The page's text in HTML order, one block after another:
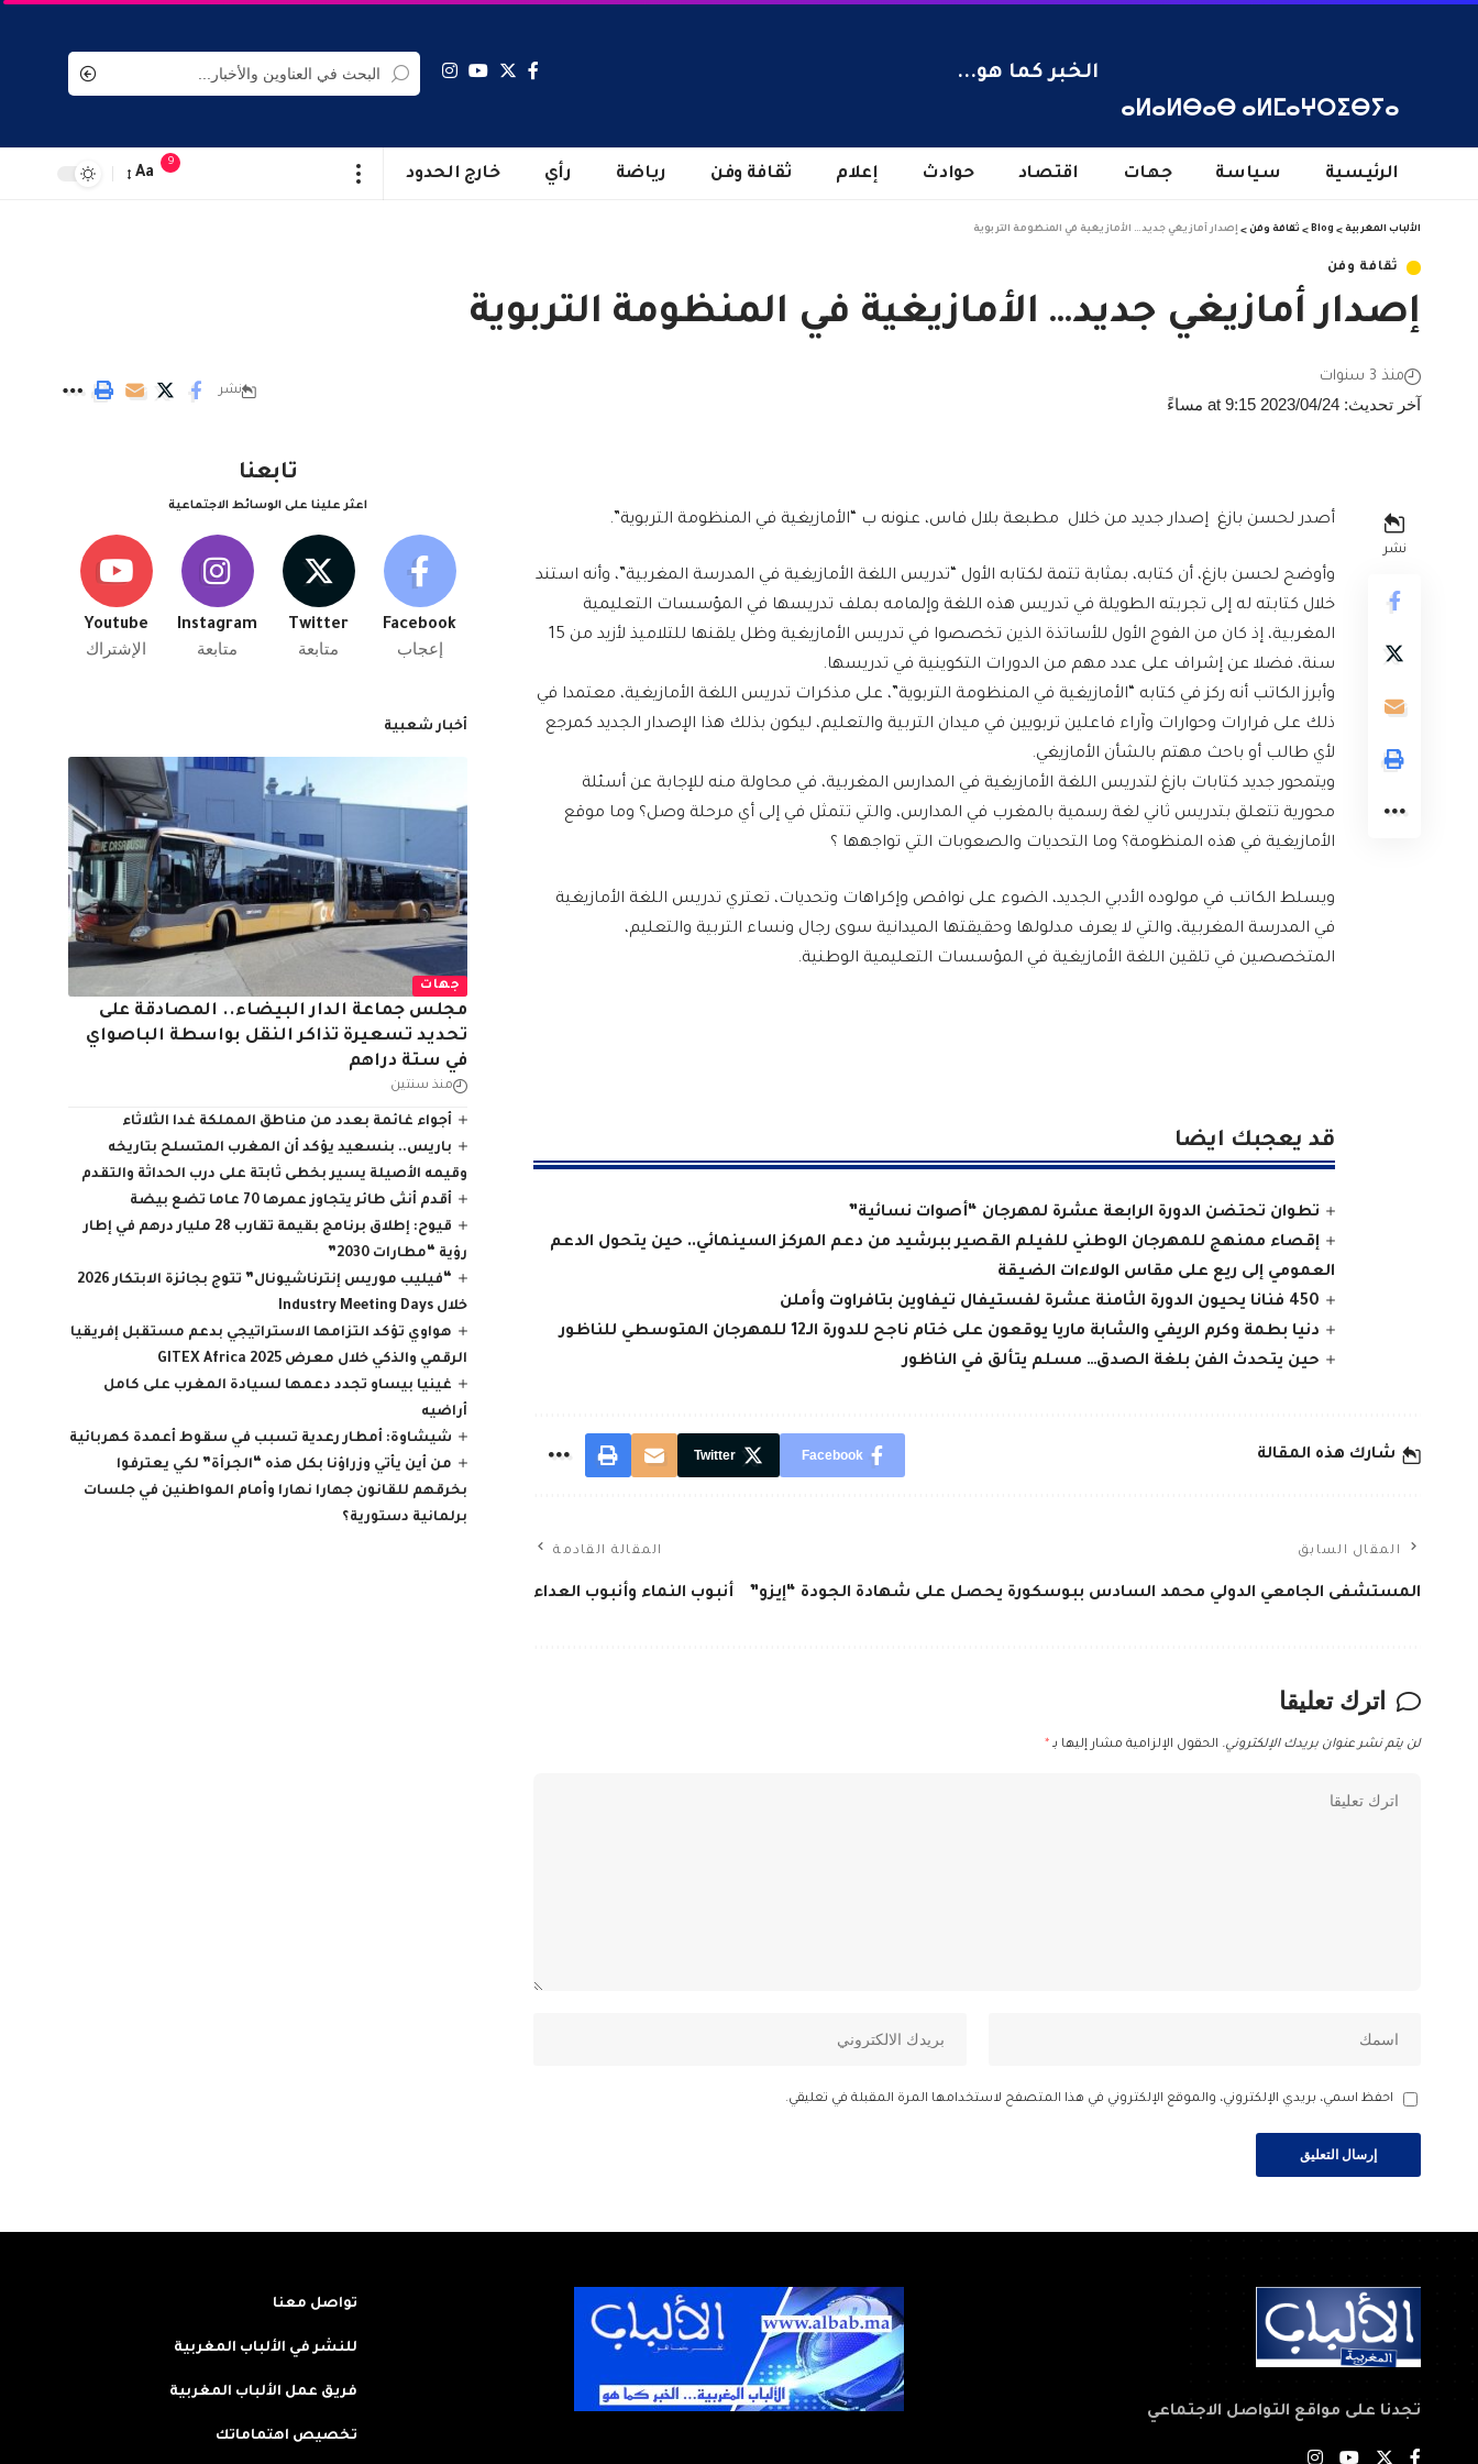
ⴰⵍⴰⵍⴱⴰⴱ ⴰⵍⵎⴰⵖⵔⵉⴱⵢⴰ
الخبر كما هو...
الرئيسية سياسة جهات اقتصاد حوادث إعلام ثقافة وفن رياضة رأي خارج الحدود
9
Aa
الألباب المغربية >
Blog
> ثقافة وفن > إصدار أمازيغي جديد… الأمازيغية في المنظومة التربوية
ثقافة وفن
إصدار أمازيغي جديد… الأمازيغية في المنظومة التربوية
آخر تحديث: 2023/04/24 at 9:15 مساءً
منذ 3 سنوات
نشر
نشر
أصدر لحسن بازغ إصدار جديد من خلال مطبعة بلال فاس، عنونه ب “الأمازيغية في المنظومة التربوية”.
وأوضح لحسن بازغ، أن كتابه، بمثابة تتمة لكتابه الأول “تدريس اللغة الأمازيغية في المدرسة المغربية”، وأنه استند
خلال كتابته له إلى تجربته الطويلة في تدريس هذه اللغة وإلمامه بملف تدريسها في المؤسسات التعليمية
المغربية، إذ كان من الفوج الأول للأساتذة الذين تخصصوا في تدريس الأمازيغية وظل يلقنها للتلاميذ لأزيد من 15
سنة، فضلا عن إشراف على عدد مهم من الدورات التكوينية في تدريسها.
وأبرز الكاتب أنه ركز في كتابه “الأمازيغية في المنظومة التربوية”، على مذكرات تدريس اللغة الأمازيغية، معتمدا في
ذلك على قرارات وحوارات وآراء فاعلين تربويين في ميدان التربية والتعليم، ليكون بذلك هذا الإصدار الجديد كمرجع
لأي طالب أو باحث مهتم بالشأن الأمازيغي.
ويتمحور جديد كتابات بازغ لتدريس اللغة الأمازيغية في المدارس المغربية، في محاولة منه للإجابة عن أسئلة
محورية تتعلق بتدريس ثاني لغة رسمية بالمغرب في المدارس، والتي تتمثل في إلى أي مرحلة وصل؟ وما موقع
الأمازيغية في هذه المنظومة؟ وما التحديات والصعوبات التي تواجهها ؟
ويسلط الكاتب في مولوده الأدبي الجديد، الضوء على نواقص وإكراهات وتحديات، تعتري تدريس اللغة الأمازيغية
في المدرسة المغربية، والتي لا يعرف مدلولها وحقيقتها الميدانية سوى رجال ونساء التربية والتعليم،
المتخصصين في تلقين اللغة الأمازيغية في المؤسسات التعليمية الوطنية.
قد يعجبك ايضا
تطوان تحتضن الدورة الرابعة عشرة لمهرجان “أصوات نسائية”
إقصاء ممنهج للمهرجان الوطني للفيلم القصير ببرشيد من دعم المركز السينمائي.. حين يتحول الدعم
العمومي إلى ريع على مقاس الولاءات الضيقة
450 فنانا يحيون الدورة الثامنة عشرة لفستيفال تيفاوين بتافراوت وأملن
دنيا بطمة وكرم الريفي والشابة ماريا يوقعون على ختام ناجح للدورة الـ12 للمهرجان المتوسطي للناظور
حين يتحدث الفن بلغة الصدق… مسلم يتألق في الناظور
شارك هذه المقالة Facebook
Twitter
المقال السابق
المستشفى الجامعي الدولي محمد السادس ببوسكورة يحصل على شهادة الجودة “إيزو”
المقالة القادمة
أنبوب النماء وأنبوب العداء
اترك تعليقا
لن يتم نشر عنوان بريدك الإلكتروني. الحقول الإلزامية مشار إليها بـ *
احفظ اسمي، بريدي الإلكتروني، والموقع الإلكتروني في هذا المتصفح لاستخدامها المرة المقبلة في تعليقي.
تابعنا
اعثر علينا على الوسائط الاجتماعية
Facebook
إعجاب
Twitter
متابعة
Instagram
متابعة
Youtube
الإشتراك
أخبار شعبية
جهات
مجلس جماعة الدار البيضاء.. المصادقة على
تحديد تسعيرة تذاكر النقل بواسطة الباصواي
في ستة دراهم
منذ سنتين
أجواء غائمة بعدد من مناطق المملكة غدا الثلاثاء
باريس.. بنسعيد يؤكد أن المغرب المتسلح بتاريخه
وقيمه الأصيلة يسير بخطى ثابتة على درب الحداثة والتقدم
أقدم أنثى طائر يتجاوز عمرها 70 عاما تضع بيضة
قيوح: إطلاق برنامج بقيمة تقارب 28 مليار درهم في إطار
رؤية “مطارات 2030”
“فيليب موريس إنترناشيونال” تتوج بجائزة الابتكار 2026
خلال Industry Meeting Days
هواوي تؤكد التزامها الاستراتيجي بدعم مستقبل إفريقيا
الرقمي والذكي خلال معرض GITEX Africa 2025
غينيا بيساو تجدد دعمها لسيادة المغرب على كامل
أراضيه
شيشاوة: أمطار رعدية تسبب في سقوط أعمدة كهربائية
من أين يأتي وزراؤنا بكل هذه “الجرأة” لكي يعترفوا
بخرقهم للقانون جهارا نهارا وأمام المواطنين في جلسات
برلمانية دستورية؟
تجدنا على مواقع التواصل الاجتماعي
تواصل معنا
للنشر في الألباب المغربية
فريق عمل الألباب المغربية
تخصيص اهتماماتك